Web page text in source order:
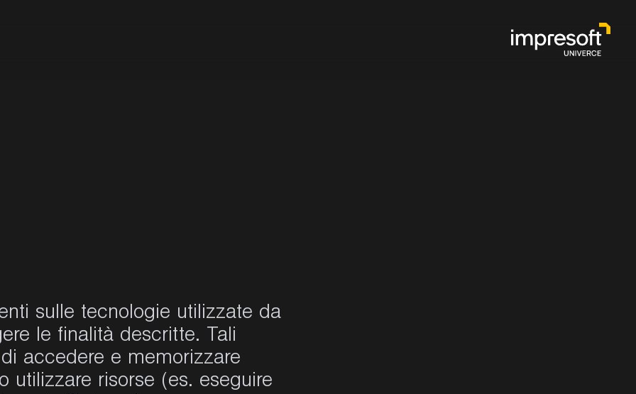
sulle tecnologie utilizzate da
le finalità descritte. Tali
accedere e memorizzare
utilizzare risorse (es. eseguire